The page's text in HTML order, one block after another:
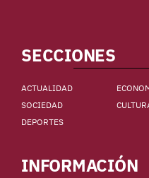
SECCIONES
ACTUALIDAD
SOCIEDAD
DEPORTES
INFORMACIÓN